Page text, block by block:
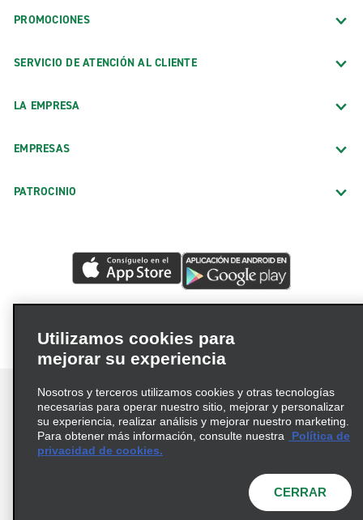
PROMOCIONES
SERVICIO DE ATENCIÓN AL CLIENTE
LA EMPRESA
EMPRESAS
PATROCINIO
Términos de uso
Política de privacidad
© 2026 Enterprise Holdings, Inc. Todos los derechos
Utilizamos cookies para
mejorar su experiencia
Nosotros y terceros utilizamos cookies y otras tecnologías
necesarias para operar nuestro sitio, mejorar y personalizar
su experiencia, realizar análisis y mejorar nuestro marketing.
Para obtener más información, consulte nuestra
Política de
privacidad de cookies.
CERRAR